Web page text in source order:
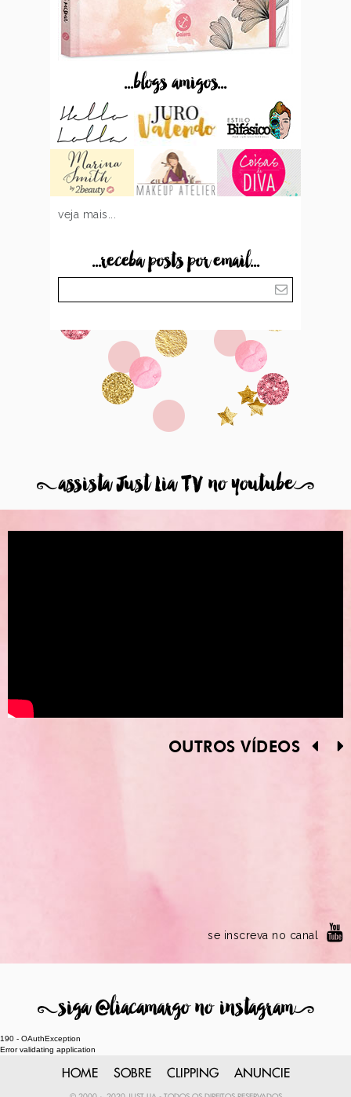
...blogs amigos...
veja mais...
...receba posts por email...
8assista Just Lia TV no youtube9
OUTROS VÍDEOS
se inscreva no canal
8siga @liacamargo no instagram9
190 - OAuthException
Error validating application
HOME SOBRE CLIPPING ANUNCIE